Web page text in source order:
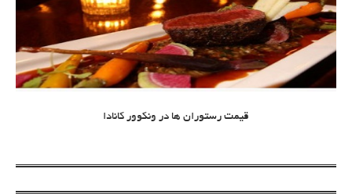
قیمت رستوران ها در ونکوور کانادا